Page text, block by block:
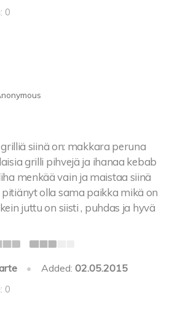
0
siinä on: makkara peruna
grilli pihvejä ja ihanaa kebab
menkää vain ja maistaa siinä
olla sama paikka mikä on
juttu on siisti , puhdas ja hyvä
• Added: 02.05.2015
0